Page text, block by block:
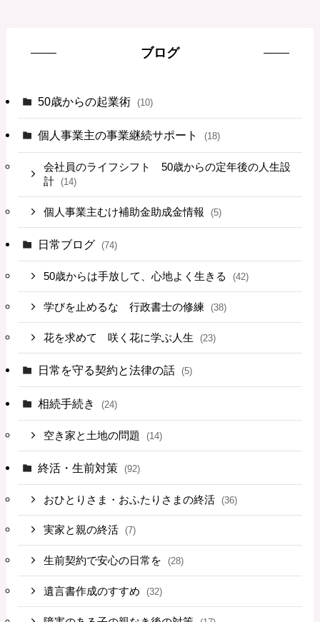
ブログ
50歳からの起業術 (10)
個人事業主の事業継続サポート (18)
会社員のライフシフト 50歳からの定年後の人生設
計
(14)
個人事業主むけ補助金助成金情報 (5)
日常ブログ (74)
50歳からは手放して、心地よく生きる (42)
学びを止めるな 行政書士の修練 (38)
花を求めて 咲く花に学ぶ人生 (23)
日常を守る契約と法律の話 (5)
相続手続き (24)
空き家と土地の問題 (14)
終活・生前対策 (92)
おひとりさま・おふたりさまの終活 (36)
実家と親の終活 (7)
生前契約で安心の日常を (28)
遺言書作成のすすめ (32)